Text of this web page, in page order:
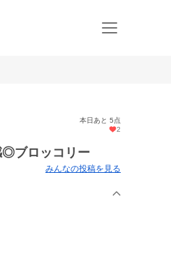
本日あと 5点
2
◎ブロッコリー
みんなの投稿を見る